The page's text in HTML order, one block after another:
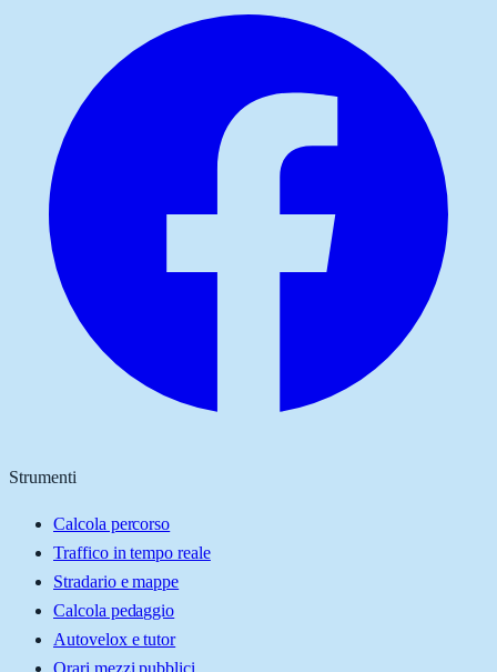
Strumenti
Calcola percorso
Traffico in tempo reale
Stradario e mappe
Calcola pedaggio
Autovelox e tutor
Orari mezzi pubblici